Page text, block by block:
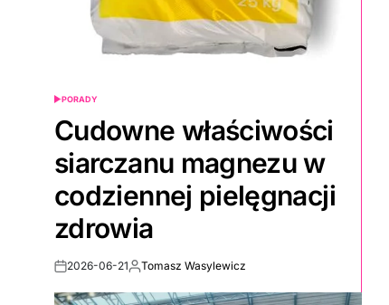
POSTED
PORADY
Cudowne właściwości
siarczanu magnezu w
codziennej pielęgnacji
zdrowia
Post2026-06-21By:Tomasz Wasylewicz